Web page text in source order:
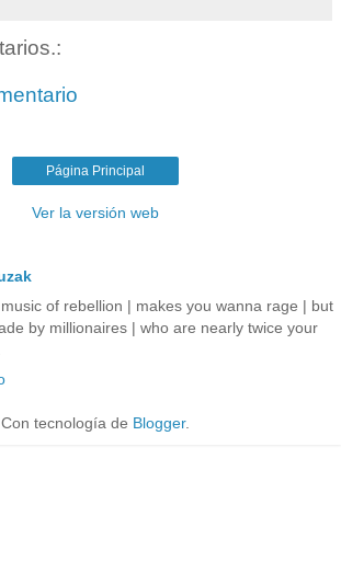
Página Principal
Ver la versión web
music of rebellion | makes you wanna rage | but
by millionaires | who are nearly twice your
Con tecnología de Blogger.